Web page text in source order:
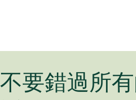
不要錯過所